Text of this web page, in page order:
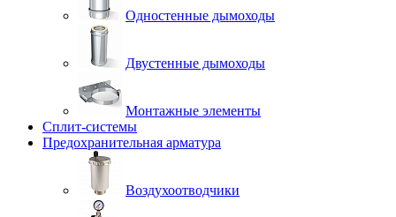
Одностенные дымоходы
Двустенные дымоходы
Монтажные элементы
Сплит-системы
Предохранительная арматура
Воздухоотводчики